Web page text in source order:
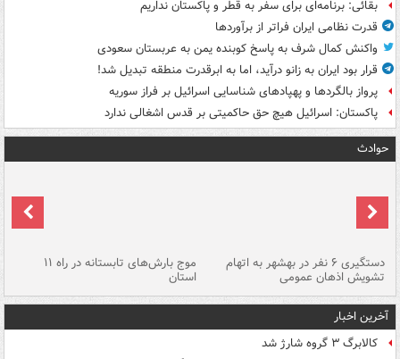
بقائی: برنامه‌ای برای سفر به قطر و پاکستان نداریم
قدرت نظامی ایران فراتر از برآوردها
واکنش کمال شرف به پاسخ کوبنده یمن به عربستان سعودی
قرار بود ایران به زانو درآید، اما به ابرقدرت منطقه تبدیل شد!
پرواز بالگردها و پهپادهای شناسایی اسرائیل بر فراز سوریه
پاکستان: اسرائیل هیچ حق حاکمیتی بر قدس اشغالی ندارد
حوادث
دستگیری ۶ نفر در بهشهر به اتهام
تشویش اذهان عمومی
موج بارش‌های تابستانه در راه ۱۱
استان
آخرین اخبار
کالابرگ ۳ گروه شارژ شد